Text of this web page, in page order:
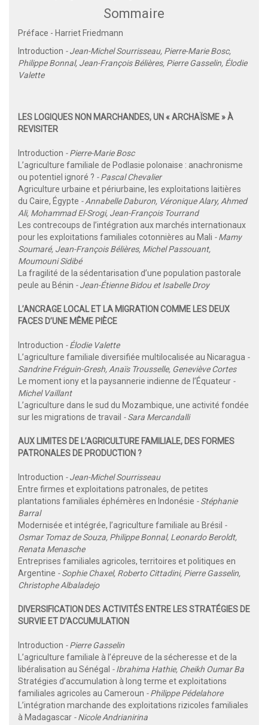
Sommaire
Préface - Harriet Friedmann
Introduction - Jean-Michel Sourrisseau, Pierre-Marie Bosc,
Philippe Bonnal, Jean-François Bélières, Pierre Gasselin, Élodie
Valette
LES LOGIQUES NON MARCHANDES, UN « ARCHAÏSME » À
REVISITER
Introduction - Pierre-Marie Bosc
L’agriculture familiale de Podlasie polonaise : anachronisme
ou potentiel ignoré ? - Pascal Chevalier
Agriculture urbaine et périurbaine, les exploitations laitières
du Caire, Égypte - Annabelle Daburon, Véronique Alary, Ahmed
Ali, Mohammad El-Srogi, Jean-François Tourrand
Les contrecoups de l’intégration aux marchés internationaux
pour les exploitations familiales cotonnières au Mali - Mamy
Soumaré, Jean-François Bélières, Michel Passouant,
Moumouni Sidibé
La fragilité de la sédentarisation d’une population pastorale
peule au Bénin - Jean-Étienne Bidou et Isabelle Droy
L’ANCRAGE LOCAL ET LA MIGRATION COMME LES DEUX
FACES D’UNE MÊME PIÈCE
Introduction - Élodie Valette
L’agriculture familiale diversifiée multilocalisée au Nicaragua -
Sandrine Fréguin-Gresh, Anaïs Trousselle, Geneviève Cortes
Le moment iony et la paysannerie indienne de l’Équateur -
Michel Vaillant
L’agriculture dans le sud du Mozambique, une activité fondée
sur les migrations de travail - Sara Mercandalli
AUX LIMITES DE L’AGRICULTURE FAMILIALE, DES FORMES
PATRONALES DE PRODUCTION ?
Introduction - Jean-Michel Sourrisseau
Entre firmes et exploitations patronales, de petites
plantations familiales éphémères en Indonésie - Stéphanie
Barral
Modernisée et intégrée, l’agriculture familiale au Brésil -
Osmar Tomaz de Souza, Philippe Bonnal, Leonardo Beroldt,
Renata Menasche
Entreprises familiales agricoles, territoires et politiques en
Argentine - Sophie Chaxel, Roberto Cittadini, Pierre Gasselin,
Christophe Albaladejo
DIVERSIFICATION DES ACTIVITÉS ENTRE LES STRATÉGIES DE
SURVIE ET D’ACCUMULATION
Introduction - Pierre Gasselin
L’agriculture familiale à l’épreuve de la sécheresse et de la
libéralisation au Sénégal - Ibrahima Hathie, Cheikh Oumar Ba
Stratégies d’accumulation à long terme et exploitations
familiales agricoles au Cameroun - Philippe Pédelahore
L’intégration marchande des exploitations rizicoles familiales
à Madagascar - Nicole Andrianirina